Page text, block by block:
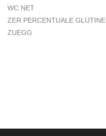
WC NET
ZER PERCENTUALE GLUTINE
ZUEGG